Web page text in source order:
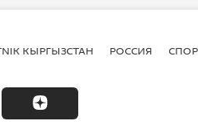
КЫРГЫЗСТАН РОССИЯ